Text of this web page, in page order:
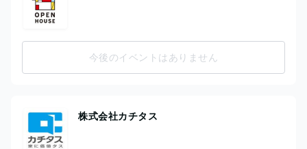
今後のイベントはありません
株式会社カチタス